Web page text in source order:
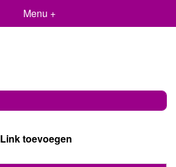
Menu +
Link toevoegen